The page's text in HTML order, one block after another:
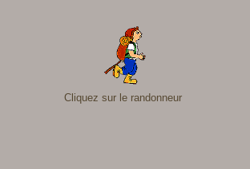
Cliquez sur le randonneur